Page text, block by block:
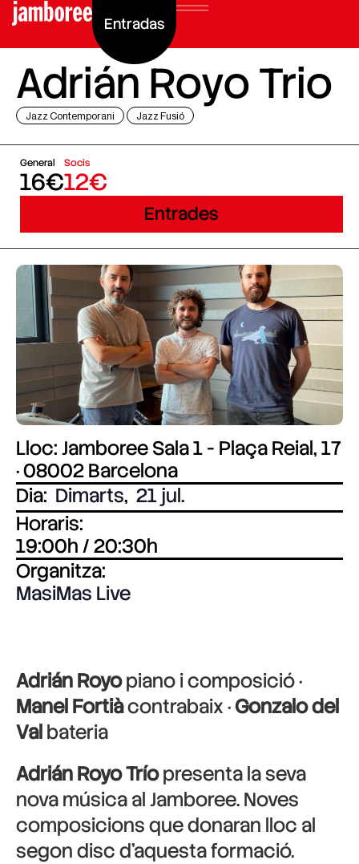
Entradas
Adrián Royo Trio
Jazz Contemporani Jazz Fusió
General
16€
Socis
12€
Entrades
Lloc: Jamboree Sala 1 - Plaça Reial, 17
· 08002 Barcelona
Dia: Dimarts, 21 jul.
Horaris:
19:00h / 20:30h
Organitza:
MasiMas Live
Adrián Royopiano i composició ·
Manel Fortiàcontrabaix ·Gonzalo del
Valbateria
Adrián Royo Tríopresenta la seva
nova música al Jamboree. Noves
composicions que donaran lloc al
segon disc d’aquesta formació.